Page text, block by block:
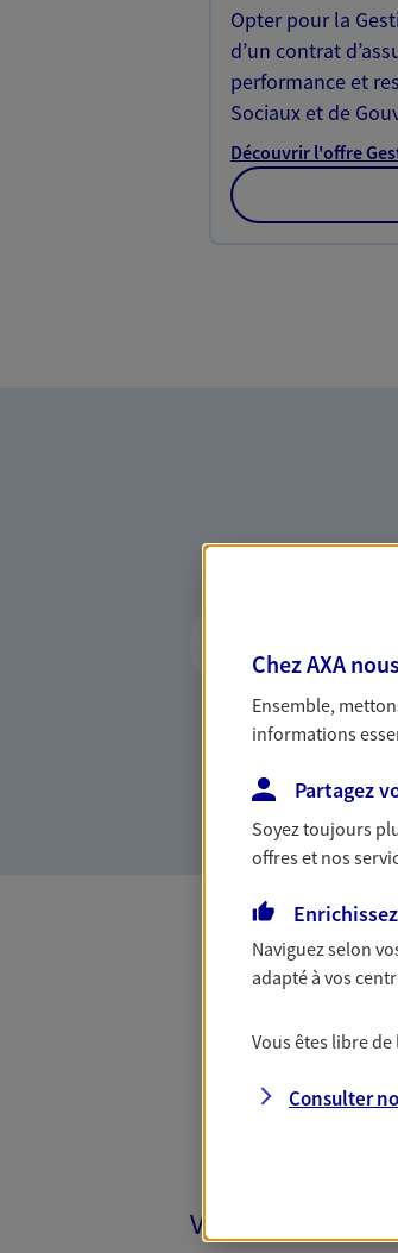
Opter pour la
d’un contrat
performance et
Sociaux et de
Découvrir l'offre
Vous
votre vie,
connaître
VÉHICULES
Chez AXA
Ensemble,
informations
Partagez
Soyez toujours
offres et nos
Naviguez selon
adapté à vos
Vous êtes libre
Consulter